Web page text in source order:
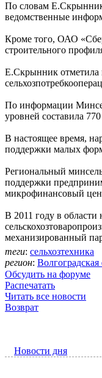
По словам
ведомственные
Кроме того, ОАО
строительного
Е.Скрынник отметила
По информации
уровней составила
В настоящее время,
поддержки малых
Региональный
поддержки
микрофинансовый
В 2011 году в области
механизированный
теги: сельхозтехника
регион: Волгоградская
Обсудить на форуме
Распечатать
Читать все новости
Возврат
Новости дня